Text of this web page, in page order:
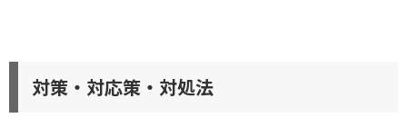
対策・対応策・対処法